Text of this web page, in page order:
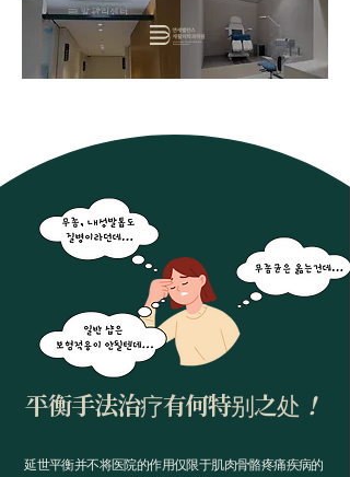
平衡手法治疗有何特别之处 ！
延世平衡并不将医院的作用仅限于肌肉骨骼疼痛疾病的